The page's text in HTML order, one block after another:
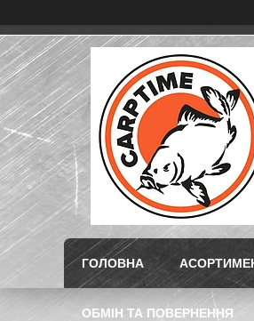
ГОЛОВНА
ОБМІН ТА ПОВЕРНЕННЯ